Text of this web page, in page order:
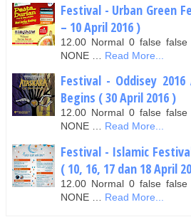
Festival - Urban Green
– 10 April 2016 )
12.00 Normal 0 false false
NONE …
Read More...
Festival - Oddisey
Begins ( 30 April 2016 )
12.00 Normal 0 false false
NONE …
Read More...
Festival - Islamic
( 10, 16, 17 dan 18 April
12.00 Normal 0 false false
NONE …
Read More...